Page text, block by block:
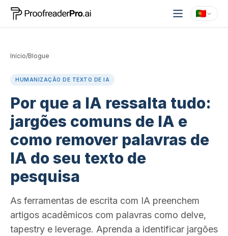
Início/Blogue
HUMANIZAÇÃO DE TEXTO DE IA
Por que a IA ressalta tudo:
jargões comuns de IA e
como remover palavras de
IA do seu texto de
pesquisa
As ferramentas de escrita com IA preenchem
artigos acadêmicos com palavras como delve,
tapestry e leverage. Aprenda a identificar jargões